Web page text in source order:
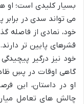
بسیار کلیدی است؛ او
می تواند سدی در
خود، نمادی از فاصله
قشرهای پایین تر
خود نیز درگیر
گاهی اوقات در پسِ
او در داستان، این
چالش های تعامل